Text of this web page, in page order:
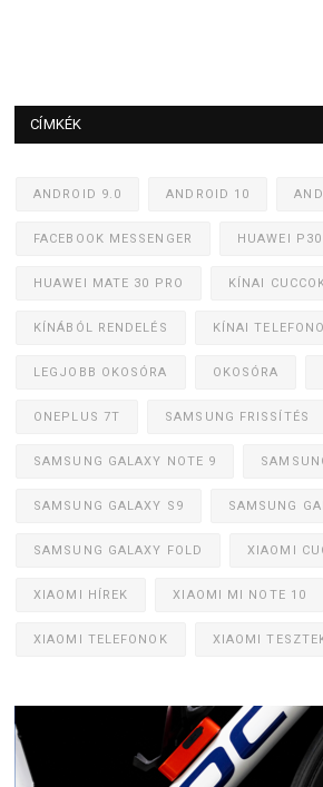
CÍMKÉK
ANDROID 9.0 ANDROID 10
FACEBOOK MESSENGER HUAWEI P30
HUAWEI MATE 30 PRO KÍNAI
KÍNÁBÓL RENDELÉS KÍNAI
LEGJOBB OKOSÓRA OKOSÓRA
ONEPLUS 7T SAMSUNG FRISSÍTÉS
SAMSUNG GALAXY NOTE 9
SAMSUNG GALAXY S9 SAMSUNG
SAMSUNG GALAXY FOLD XIAOMI
XIAOMI HÍREK XIAOMI MI NOTE 10
XIAOMI TELEFONOK XIAOMI